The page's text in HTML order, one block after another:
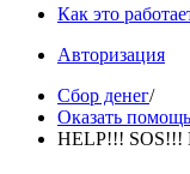
Как это
Авторизация
Сбор денег/
Оказать помощь
HELP!!! SOS!!!